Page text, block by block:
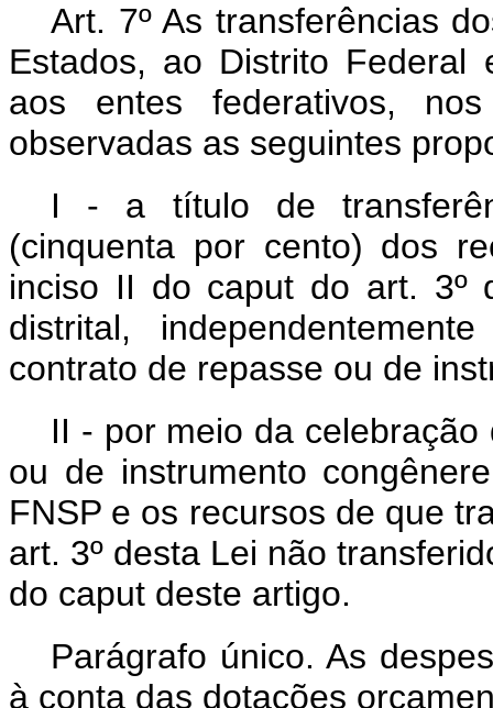
Art. 7º As transferências
Estados, ao Distrito Federal
aos entes federativos,
observadas as seguintes
I - a título de
(cinquenta por cento) dos
inciso II do caput do art. 3º
distrital,
contrato de repasse ou de
II - por meio da
ou de instrumento
FNSP e os recursos de que
art. 3º desta Lei não
do caput deste artigo.
Parágrafo único. As
à conta das dotações